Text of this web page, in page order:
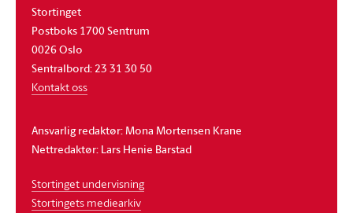
Stortinget
Postboks 1700 Sentrum
0026 Oslo
Sentralbord: 23 31 30 50
Kontakt oss
Ansvarlig redaktør: Mona Mortensen Krane
Nettredaktør: Lars Henie Barstad
Stortinget undervisning
Stortingets mediearkiv